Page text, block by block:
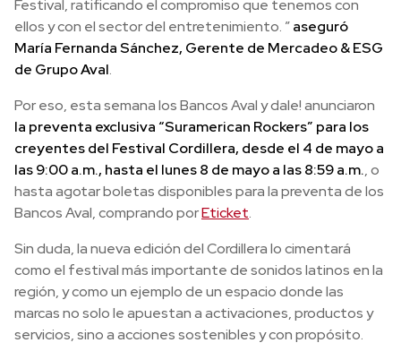
Festival, ratificando el compromiso que tenemos con
ellos y con el sector del entretenimiento. ”aseguró
María Fernanda Sánchez, Gerente de Mercadeo & ESG
de Grupo Aval.
Por eso, esta semana los Bancos Aval y dale! anunciaron
la preventa exclusiva “Suramerican Rockers” para los
creyentes del Festival Cordillera, desde el 4 de mayo a
las 9:00 a.m., hasta el lunes 8 de mayo a las 8:59 a.m., o
hasta agotar boletas disponibles para la preventa de los
Bancos Aval, comprando porEticket.
Sin duda, la nueva edición del Cordillera lo cimentará
como el festival más importante de sonidos latinos en la
región, y como un ejemplo de un espacio donde las
marcas no solo le apuestan a activaciones, productos y
servicios, sino a acciones sostenibles y con propósito.